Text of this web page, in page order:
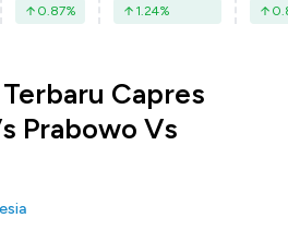
0.87% 1.24%
Capres
Prabowo Vs